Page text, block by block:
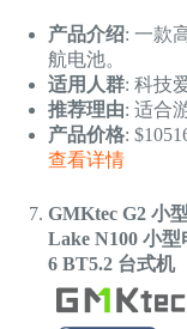
产品介绍: 一款
航电池。
适用人群: 科技
推荐理由: 适合
产品价格:
查看详情
GMKtec G2 小
Lake N100 小
6 BT5.2 台式机